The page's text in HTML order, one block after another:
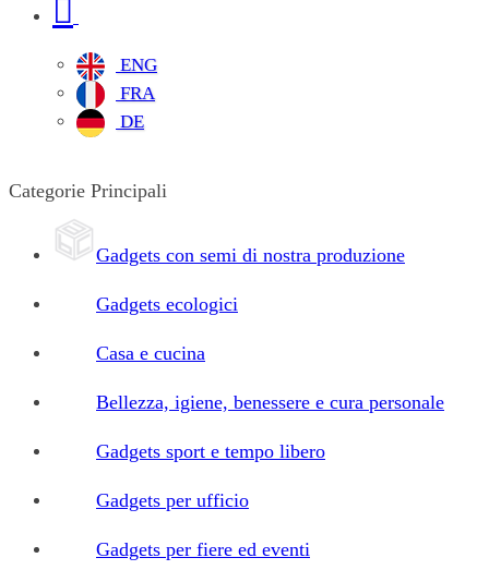
ENG
FRA
DE
Categorie Principali
Gadgets con semi di nostra produzione
Gadgets ecologici
Casa e cucina
Bellezza, igiene, benessere e cura personale
Gadgets sport e tempo libero
Gadgets per ufficio
Gadgets per fiere ed eventi